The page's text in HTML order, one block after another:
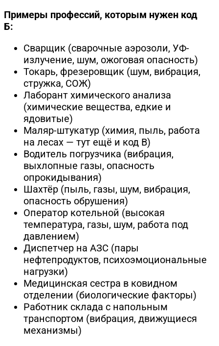
Примеры профессий, которым нужен код
Б:
Сварщик (сварочные аэрозоли, УФ-
излучение, шум, ожоговая опасность)
Токарь, фрезеровщик (шум, вибрация,
стружка, СОЖ)
Лаборант химического анализа
(химические вещества, едкие и
ядовитые)
Маляр-штукатур (химия, пыль, работа
на лесах — тут ещё и код В)
Водитель погрузчика (вибрация,
выхлопные газы, опасность
опрокидывания)
Шахтёр (пыль, газы, шум, вибрация,
опасность обрушения)
Оператор котельной (высокая
температура, газы, шум, работа под
давлением)
Диспетчер на АЗС (пары
нефтепродуктов, психоэмоциональные
нагрузки)
Медицинская сестра в ковидном
отделении (биологические факторы)
Работник склада с напольным
транспортом (вибрация, движущиеся
механизмы)